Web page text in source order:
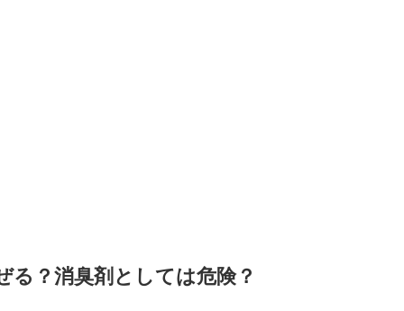
る？消臭剤としては危険？